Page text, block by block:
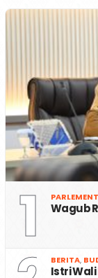
1 Wagub
BERITA,
Istri